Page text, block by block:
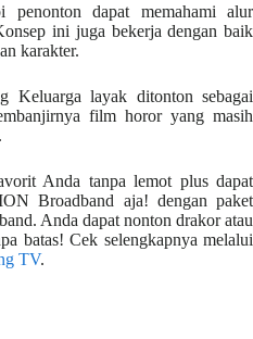
penonton dapat memahami alur
ini juga bekerja dengan baik
karakter.
Keluarga layak ditonton sebagai
film horor yang masih
Anda tanpa lemot plus dapat
Broadband aja! dengan paket
Anda dapat nonton drakor atau
batas! Cek selengkapnya melalui
TV.